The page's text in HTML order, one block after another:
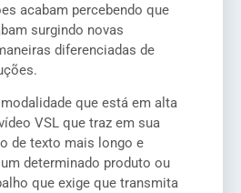
acabam percebendo que
surgindo novas
diferenciadas de
que está em alta
VSL que traz em sua
de texto mais longo e
determinado produto ou
que exige que transmita